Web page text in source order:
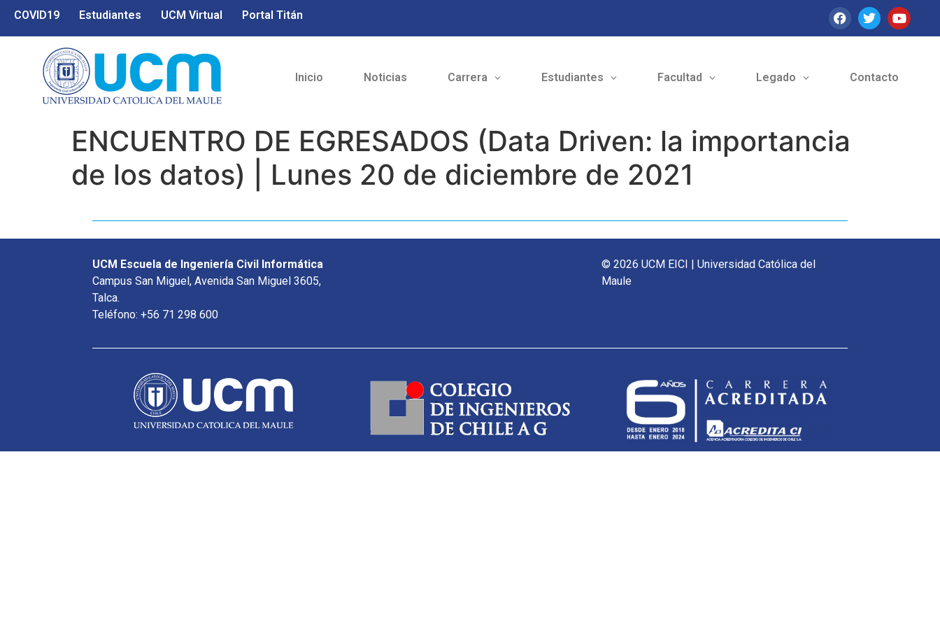
COVID19 Estudiantes UCM Virtual Portal Titán
Inicio Noticias Carrera Estudiantes Facultad Legado Contacto
ENCUENTRO DE EGRESADOS (Data Driven: la importancia
de los datos) | Lunes 20 de diciembre de 2021
UCM Escuela de Ingeniería Civil Informática
Campus San Miguel, Avenida San Miguel 3605,
Talca.
Teléfono: +56 71 298 600
© 2026 UCM EICI | Universidad Católica del
Maule